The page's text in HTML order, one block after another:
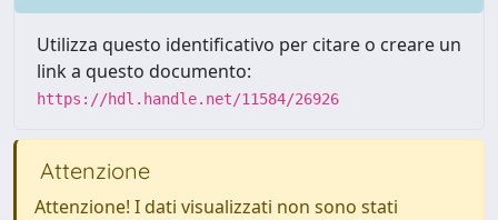
Utilizza questo identificativo per citare o creare un
link a questo documento:
https://hdl.handle.net/11584/26926
Attenzione
Attenzione! I dati visualizzati non sono stati